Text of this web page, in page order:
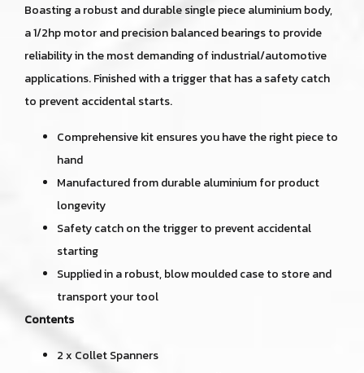
Boasting a robust and durable single piece aluminium body,
a 1/2hp motor and precision balanced bearings to provide
reliability in the most demanding of industrial/automotive
applications. Finished with a trigger that has a safety catch
to prevent accidental starts.
Comprehensive kit ensures you have the right piece to
hand
Manufactured from durable aluminium for product
longevity
Safety catch on the trigger to prevent accidental
starting
Supplied in a robust, blow moulded case to store and
transport your tool
Contents
2 x Collet Spanners